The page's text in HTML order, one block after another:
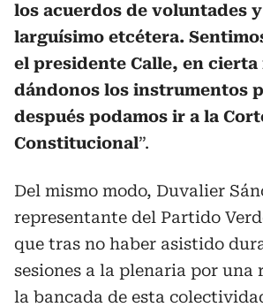
los acuerdos de voluntades
larguísimo etcétera.
el presidente Calle, en cierta
dándonos los instrumentos
después podamos ir a la
Constitucional”.
Del mismo modo, Duvalier
representante del Partido
que tras no haber asistido
sesiones a la plenaria por una
la bancada de esta